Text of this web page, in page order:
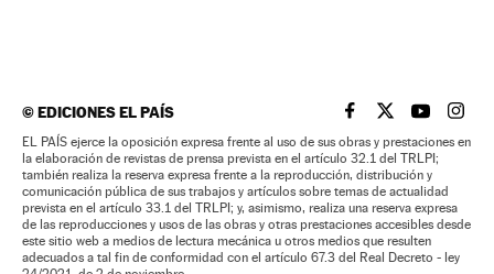
©EDICIONES EL PAÍS EL PAÍS BRASIL EN
EL PAÍSEL PAÍS
EL
EL PAÍS ejerce la oposición expresa frente al uso de sus obras y prestaciones en
la elaboración de revistas de prensa prevista en el artículo 32.1 del TRLPI;
también realiza la reserva expresa frente a la reproducción, distribución y
comunicación pública de sus trabajos y artículos sobre temas de actualidad
prevista en el artículo 33.1 del TRLPI; y, asimismo, realiza una reserva expresa
de las reproducciones y usos de las obras y otras prestaciones accesibles desde
este sitio web a medios de lectura mecánica u otros medios que resulten
adecuados a tal fin de conformidad con el artículo 67.3 del Real Decreto - ley